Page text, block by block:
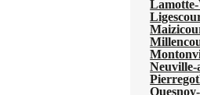
Neuville-
Pierregot